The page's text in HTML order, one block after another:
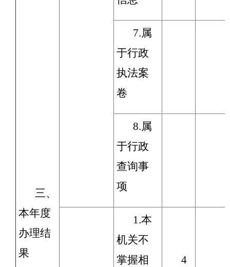
三、
本年度
办理结
果
7.属
于行政
执法案
卷
8.属
于行政
查询事
项
1.本
机关不
掌握相
4